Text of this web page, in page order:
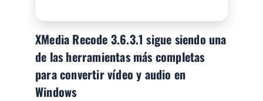
XMedia Recode 3.6.3.1 sigue siendo una
de las herramientas más completas
para convertir vídeo y audio en
Windows